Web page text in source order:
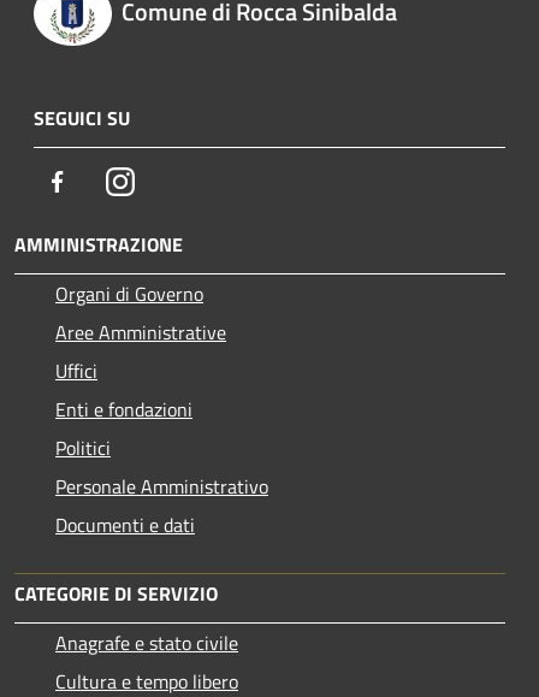
Comune di Rocca Sinibalda
SEGUICI SU
FacebookInstagram
AMMINISTRAZIONE
Organi di Governo
Aree Amministrative
Uffici
Enti e fondazioni
Politici
Personale Amministrativo
Documenti e dati
CATEGORIE DI SERVIZIO
Anagrafe e stato civile
Cultura e tempo libero